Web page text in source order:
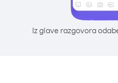
Iz glave razgovora